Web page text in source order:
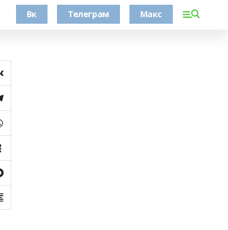
Вк Телеграм Макс